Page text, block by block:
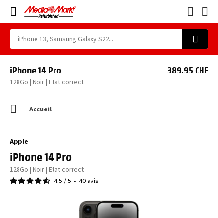
iPhone 14 Pro
128Go | Noir | Etat correct
389.95 CHF
Accueil
Apple
iPhone 14 Pro
128Go | Noir | Etat correct
4.5 /5 - 40avis